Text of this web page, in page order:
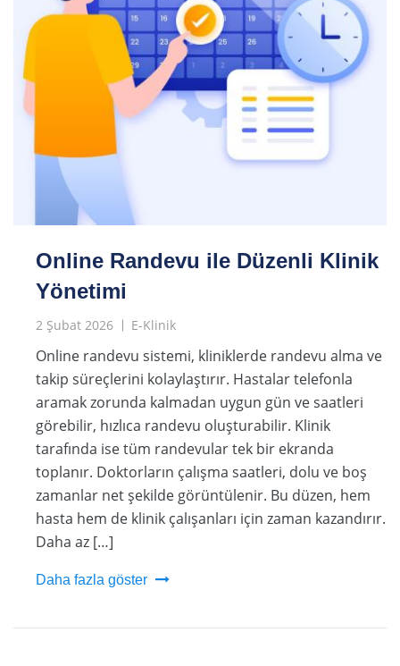
Online Randevu ile Düzenli Klinik
Yönetimi
2 Şubat 2026 E-Klinik
Online randevu sistemi, kliniklerde randevu alma ve
takip süreçlerini kolaylaştırır. Hastalar telefonla
aramak zorunda kalmadan uygun gün ve saatleri
görebilir, hızlıca randevu oluşturabilir. Klinik
tarafında ise tüm randevular tek bir ekranda
toplanır. Doktorların çalışma saatleri, dolu ve boş
zamanlar net şekilde görüntülenir. Bu düzen, hem
hasta hem de klinik çalışanları için zaman kazandırır.
Daha az […]
Daha fazla göster